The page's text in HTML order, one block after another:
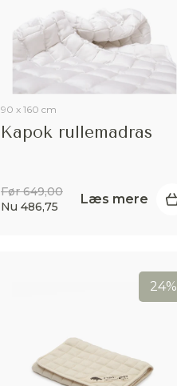
90 x 160 cm
Kapok rullemadras
Før 649,00
Nu 486,75
Læs mere
24%